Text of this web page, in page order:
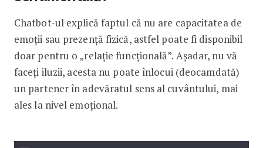
Chatbot-ul explică faptul că nu are capacitatea de
emoții sau prezență fizică, astfel poate fi disponibil
doar pentru o „relație funcțională”. Așadar, nu vă
faceți iluzii, acesta nu poate înlocui (deocamdată)
un partener în adevăratul sens al cuvântului, mai
ales la nivel emoțional.